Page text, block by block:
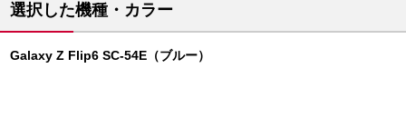
選択した機種・カラー
Galaxy Z Flip6 SC-54E（ブルー）